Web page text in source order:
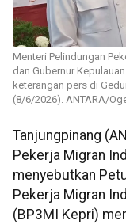
Menteri Pelindungan
dan Gubernur
keterangan pers di
(8/6/2026). ANTARA/
Tanjungpinang
Pekerja Migran
menyebutkan
Pekerja Migran
(BP3MI Kepri)